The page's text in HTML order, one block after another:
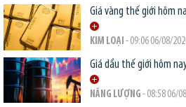
Giá vàng thế giới hôm
KIM LOẠI - 09:06 06/08/
Giá dầu thế giới hôm
NĂNG LƯỢNG - 08:58 06/